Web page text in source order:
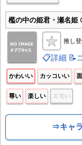
檻の中の姫君・瀬名姫
推し
📋詳細 📝
かわいい カッコいい
尊い 楽しい エモい
⇒キャ